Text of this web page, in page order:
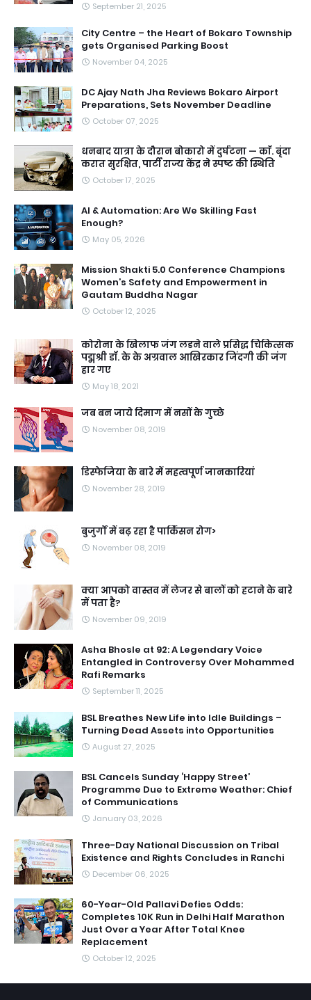
September 21, 2025
City Centre – the Heart of Bokaro Township
gets Organised Parking Boost
November 04, 2025
DC Ajay Nath Jha Reviews Bokaro Airport
Preparations, Sets November Deadline
October 07, 2025
धनबाद यात्रा के दौरान बोकारो में दुर्घटना — काॅ. बृंदा
करात सुरक्षित, पार्टी राज्य केंद्र ने स्पष्ट की स्थिति
October 17, 2025
AI & Automation: Are We Skilling Fast
Enough?
May 05, 2026
Mission Shakti 5.0 Conference Champions
Women’s Safety and Empowerment in
Gautam Buddha Nagar
October 12, 2025
कोरोना के खिलाफ जंग लडने वाले प्रसिद्ध चिकित्सक
पद्मश्री डॉ. के के अग्रवाल आखिरकार जिंदगी की जंग
हार गए
May 18, 2021
जब बन जाये दिमाग में नसों के गुच्छे
November 08, 2019
डिस्फेजिया के बारे में महत्वपूर्ण जानकारियां
November 28, 2019
बुजुर्गों में बढ़ रहा है पार्किंसन रोग>
November 08, 2019
क्या आपको वास्तव में लेजर से बालों को हटाने के बारे
में पता है?
November 09, 2019
Asha Bhosle at 92: A Legendary Voice
Entangled in Controversy Over Mohammed
Rafi Remarks
September 11, 2025
BSL Breathes New Life into Idle Buildings –
Turning Dead Assets into Opportunities
August 27, 2025
BSL Cancels Sunday ‘Happy Street’
Programme Due to Extreme Weather: Chief
of Communications
January 03, 2026
Three-Day National Discussion on Tribal
Existence and Rights Concludes in Ranchi
December 06, 2025
60-Year-Old Pallavi Defies Odds:
Completes 10K Run in Delhi Half Marathon
Just Over a Year After Total Knee
Replacement
October 12, 2025